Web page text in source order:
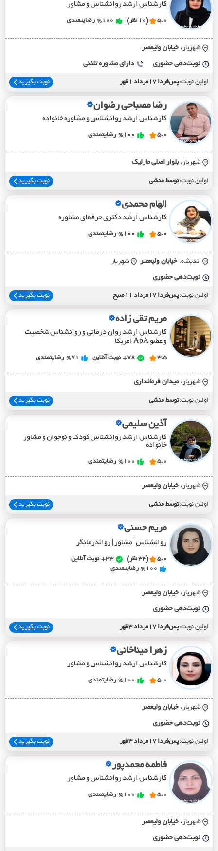
کارشناس ارشد روانشناس و مشاور
5.0 (10 نظر) %100 رضایتمندی
شهریار، خيابان وليعصر
نوبت‌دهی حضوری دارای مشاوره تلفنی
اولین نوبت:پس‌فردا 17مرداد 1ظهر نوبت بگیرید
رضا مصباحی رضوان
کارشناس ارشد روانشناس و مشاوره خانواده
5.0
%100 رضایتمندی
شهریار، بلوار اصلي مارليک
اولین نوبت:توسط منشی نوبت بگیرید
الهام محمدی
کارشناس ارشد دکتری حرفه‌ای مشاوره
5.0
%100 رضایتمندی
اندیشه، خيابان وليعصر شهریار
نوبت‌دهی حضوری
اولین نوبت:پس‌فردا 17مرداد 11صبح نوبت بگیرید
مریم تقی زاده
کارشناس ارشد روان درمانی و روانشناس شخصیت
و عضو ApA امریکا
3.5
78+ نوبت آنلاین %71 رضایتمندی
شهریار، ميدان فرمانداري
اولین نوبت:توسط منشی نوبت بگیرید
آذین سلیمی
کارشناس ارشد روانشناس کودک و نوجوان و مشاور
خانواده
5.0
%100 رضایتمندی
شهریار، خيابان وليعصر
اولین نوبت:توسط منشی نوبت بگیرید
مریم حسنی
روانشناس | مشاور | رواندرمانگر
5.0 (34 نظر) 33+
نوبت آنلاین
%100 رضایتمندی
شهریار، خيابان وليعصر
نوبت‌دهی حضوری
اولین نوبت:پس‌فردا 17مرداد 3ظهر نوبت بگیرید
زهرا میناخانی
کارشناس ارشد روانشناس و مشاور
5.0
%100 رضایتمندی
شهریار، خيابان وليعصر
نوبت‌دهی حضوری
اولین نوبت:پس‌فردا 17مرداد 3ظهر نوبت بگیرید
فاطمه محمدپور
کارشناس ارشد روانشناس و مشاور
5.0
%100 رضایتمندی
شهریار، خيابان وليعصر
نوبت‌دهی حضوری